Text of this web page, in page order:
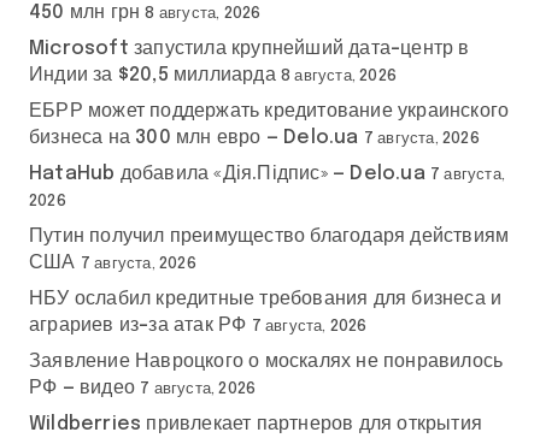
450 млн грн 8 августа, 2026
Microsoft запустила крупнейший дата-центр в
Индии за $20,5 миллиарда 8 августа, 2026
ЕБРР может поддержать кредитование украинского
бизнеса на 300 млн евро — Delo.ua 7 августа, 2026
HataHub добавила «Дія.Підпис» — Delo.ua 7 августа,
2026
Путин получил преимущество благодаря действиям
США 7 августа, 2026
НБУ ослабил кредитные требования для бизнеса и
аграриев из-за атак РФ 7 августа, 2026
Заявление Навроцкого о москалях не понравилось
РФ — видео 7 августа, 2026
Wildberries привлекает партнеров для открытия